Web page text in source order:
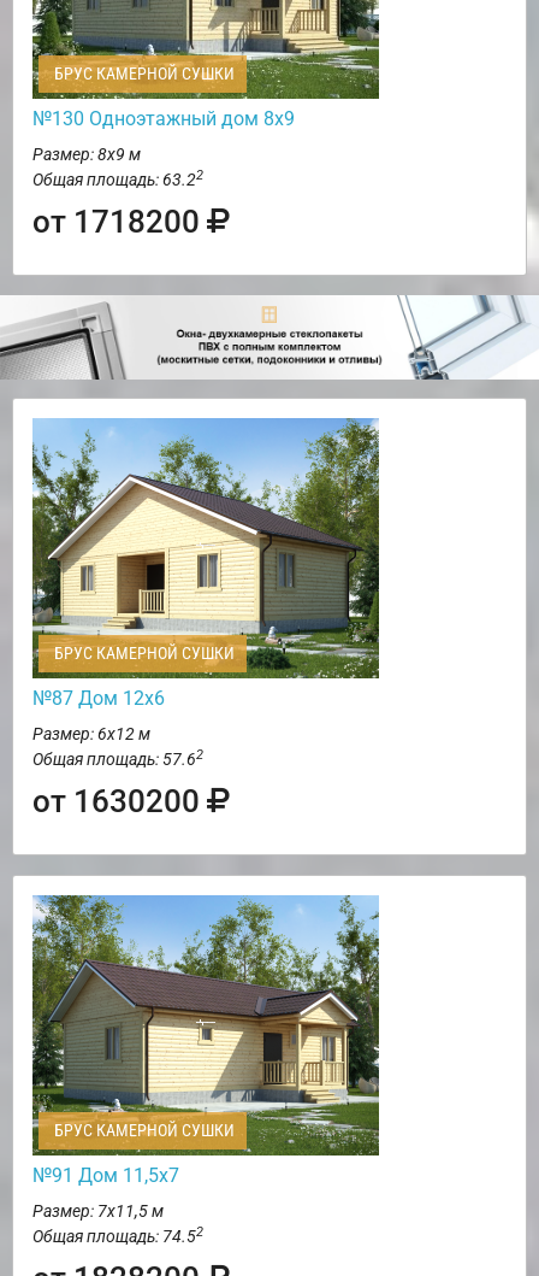
БРУС КАМЕРНОЙ СУШКИ
№130 Одноэтажный дом 8х9
Размер: 8х9 м
Общая площадь: 63.22
от 1718200
БРУС КАМЕРНОЙ СУШКИ
№87 Дом 12х6
Размер: 6х12 м
Общая площадь: 57.62
от 1630200
БРУС КАМЕРНОЙ СУШКИ
№91 Дом 11,5х7
Размер: 7х11,5 м
Общая площадь: 74.52